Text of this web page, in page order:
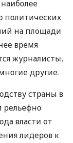
политических
на площади
время
журналисты,
другие.
страны в
рельефно
власти от
лидеров к